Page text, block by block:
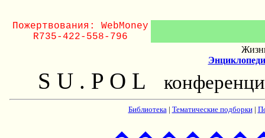
Пожертвования: WebMoney
R735-422-558-796
S U . P O L
Библиотека| Тематические подборки|